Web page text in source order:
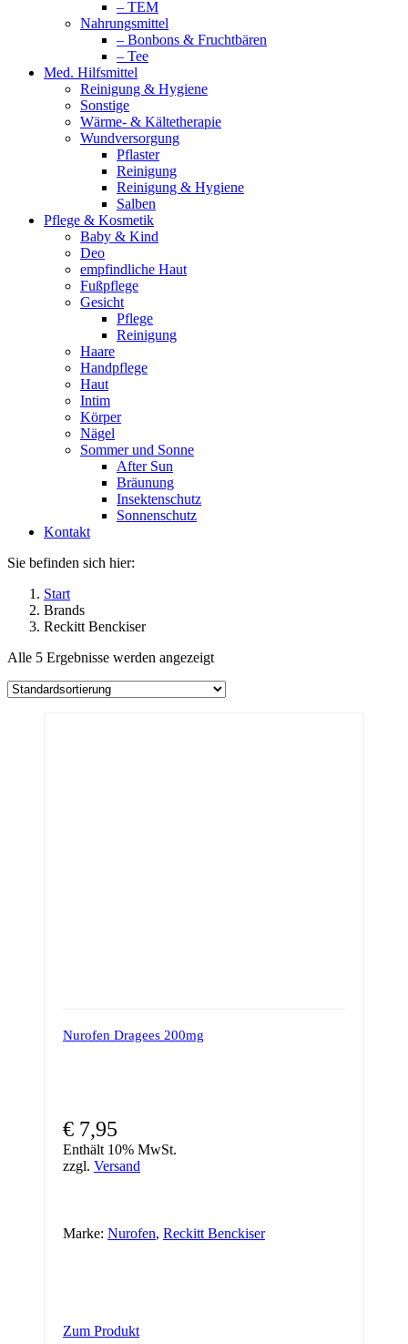
– TEM
Nahrungsmittel
– Bonbons & Fruchtbären
– Tee
Med. Hilfsmittel
Reinigung & Hygiene
Sonstige
Wärme- & Kältetherapie
Wundversorgung
Pflaster
Reinigung
Reinigung & Hygiene
Salben
Pflege & Kosmetik
Baby & Kind
Deo
empfindliche Haut
Fußpflege
Gesicht
Pflege
Reinigung
Haare
Handpflege
Haut
Intim
Körper
Nägel
Sommer und Sonne
After Sun
Bräunung
Insektenschutz
Sonnenschutz
Kontakt
Sie befinden sich hier:
Start
Brands
Reckitt Benckiser
Alle 5 Ergebnisse werden angezeigt
Nurofen Dragees 200mg
€ 7,95
Enthält 10% MwSt.
zzgl. Versand
Marke: Nurofen, Reckitt Benckiser
Zum Produkt